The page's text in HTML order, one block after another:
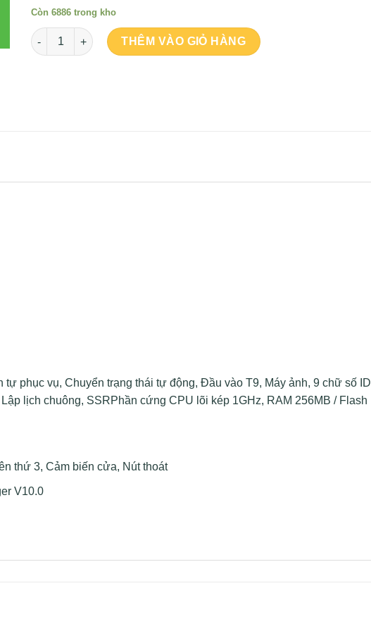
Còn 6886 trong kho
Số lượng
THÊM VÀO GIỎ HÀNG
tự phục vụ, Chuyển trạng thái tự động, Đầu vào T9, Máy ảnh, 9 chữ số ID
lịch chuông, SSRPhần cứng CPU lõi kép 1GHz, RAM 256MB / Flash
thứ 3, Cảm biến cửa, Nút thoát
V10.0